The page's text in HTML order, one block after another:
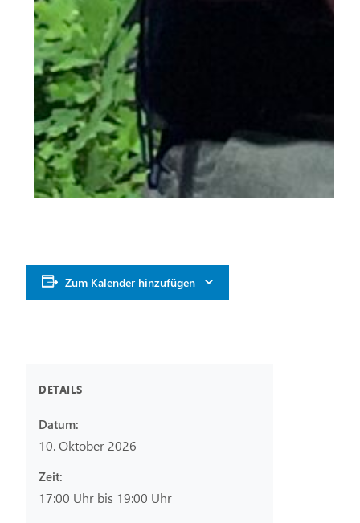
Zum Kalender hinzufügen
DETAILS
Datum:
10. Oktober 2026
Zeit:
17:00 Uhr bis 19:00 Uhr